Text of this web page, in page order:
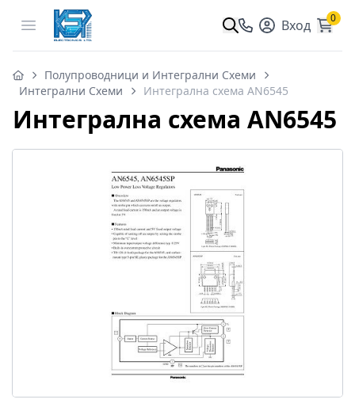
Open menu Вход 0
Полупроводници и Интегрални Схеми
Интегрални Схеми
Интегрална схема AN6545
Интегрална схема AN6545